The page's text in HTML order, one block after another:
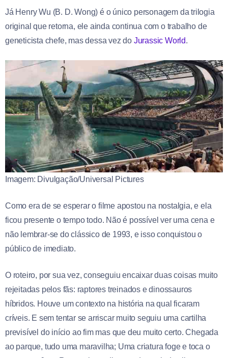
Já Henry Wu (B. D. Wong) é o único personagem da trilogia
original que retorna, ele ainda continua com o trabalho de
geneticista chefe, mas dessa vez do Jurassic World.
Imagem: Divulgação/Universal Pictures
Como era de se esperar o filme apostou na nostalgia, e ela
ficou presente o tempo todo. Não é possível ver uma cena e
não lembrar-se do clássico de 1993, e isso conquistou o
público de imediato.
O roteiro, por sua vez, conseguiu encaixar duas coisas muito
rejeitadas pelos fãs: raptores treinados e dinossauros
híbridos. Houve um contexto na história na qual ficaram
críveis. E sem tentar se arriscar muito seguiu uma cartilha
previsível do início ao fim mas que deu muito certo. Chegada
ao parque, tudo uma maravilha; Uma criatura foge e toca o